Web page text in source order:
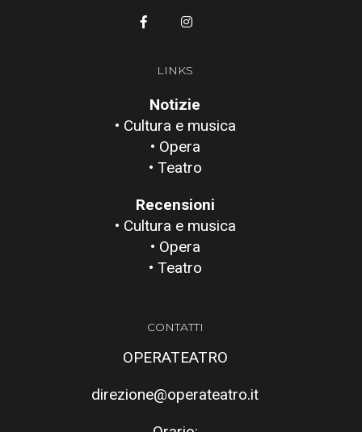
LINKS
Notizie
• Cultura e musica
• Opera
• Teatro
Recensioni
• Cultura e musica
• Opera
• Teatro
CONTATTI
OPERATEATRO
direzione@operateatro.it